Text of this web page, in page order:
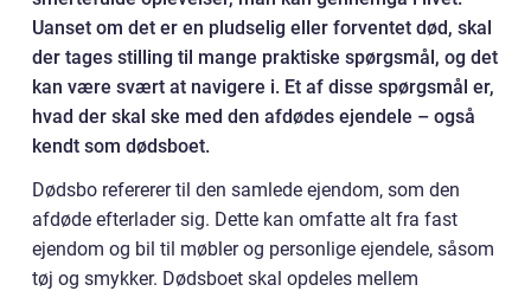
Uanset om det er en pludselig eller forventet død, skal
der tages stilling til mange praktiske spørgsmål, og det
kan være svært at navigere i. Et af disse spørgsmål er,
hvad der skal ske med den afdødes ejendele – også
kendt som dødsboet.
Dødsbo refererer til den samlede ejendom, som den
afdøde efterlader sig. Dette kan omfatte alt fra fast
ejendom og bil til møbler og personlige ejendele, såsom
tøj og smykker. Dødsboet skal opdeles mellem